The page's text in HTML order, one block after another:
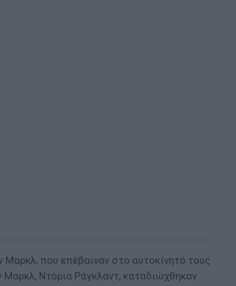
Μαρκλ, που επέβαιναν στο αυτοκίνητό τους
Μαρκλ, Ντόρια Ράγκλαντ, καταδιώχθηκαν